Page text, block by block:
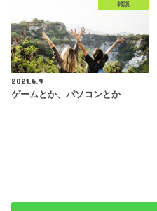
雑談
2021.6.9
ゲームとか、パソコンとか